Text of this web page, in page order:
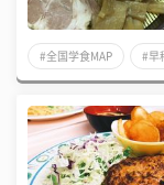
#全国学食MAP #早